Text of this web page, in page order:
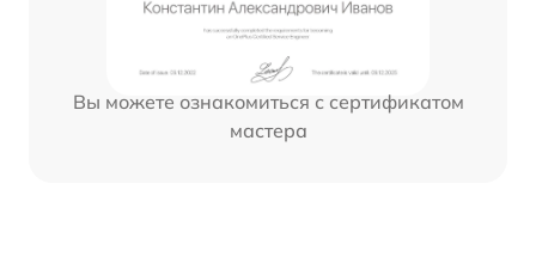
Вы можете ознакомиться с сертификатом
мастера